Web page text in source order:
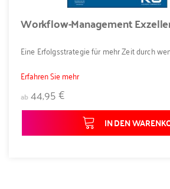
Eine Erfolgsstrategie für mehr Zeit durch
Erfahren Sie mehr
ab44,95 €
IN DEN